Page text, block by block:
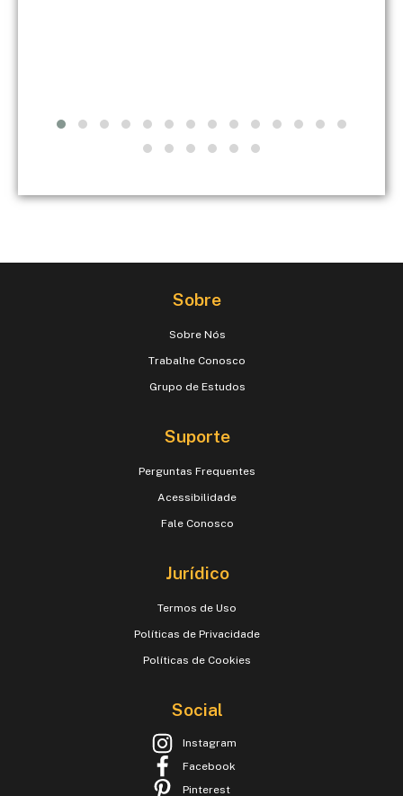
Sobre
Sobre Nós
Trabalhe Conosco
Grupo de Estudos
Suporte
Perguntas Frequentes
Acessibilidade
Fale Conosco
Jurídico
Termos de Uso
Políticas de Privacidade
Políticas de Cookies
Social
Instagram
Facebook
Pinterest